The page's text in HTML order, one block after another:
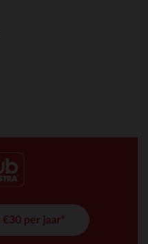
€30 per jaar*